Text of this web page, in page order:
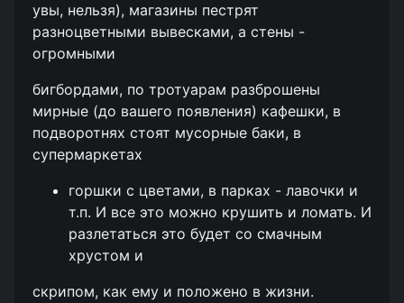
увы, нельзя), магазины пестрят
разноцветными вывесками, а стены -
огромными
бигбордами, по тротуарам разброшены
мирные (до вашего появления) кафешки, в
подворотнях стоят мусорные баки, в
супермаркетах
горшки с цветами, в парках - лавочки и
т.п. И все это можно крушить и ломать. И
разлетаться это будет со смачным
хрустом и
скрипом, как ему и положено в жизни.